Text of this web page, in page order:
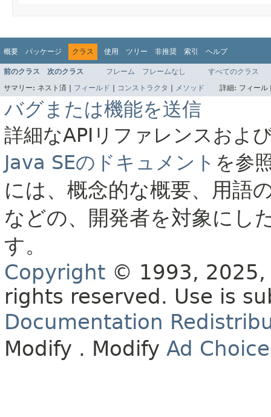
概要 パッケージ クラス 使用 ツリー 非推奨 索引 ヘルプ
前のクラス 次のクラス フレーム フレームなし
すべてのクラス
サマリー: ネスト済 | フィールド コンストラクタ メソッド 詳細: フィー
バグまたは機能を送信
詳細なAPIリファレンスおよ
Java SEのドキュメント を参
には、概念的な概要、用語
などの、開発者を対象にし
す。
Copyright © 1993,
rights reserved. Use is
Documentation
Modify . Modify Ad